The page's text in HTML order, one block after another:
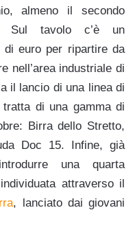
almeno il secondo
Sul tavolo c’è un
di euro per ripartire da
nell’area industriale di
il lancio di una linea di
di una gamma di
Birra dello Stretto,
Doc 15. Infine, già
una quarta
attraverso il
, lanciato dai giovani